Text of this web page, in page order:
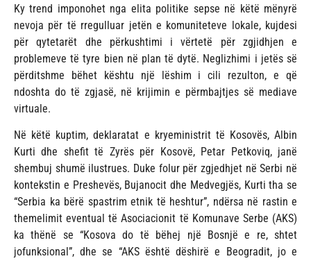
Ky trend imponohet nga elita politike sepse në këtë mënyrë
nevoja për të rregulluar jetën e komuniteteve lokale, kujdesi
për qytetarët dhe përkushtimi i vërtetë për zgjidhjen e
problemeve të tyre bien në plan të dytë. Neglizhimi i jetës së
përditshme bëhet kështu një lëshim i cili rezulton, e që
ndoshta do të zgjasë, në krijimin e përmbajtjes së mediave
virtuale.
Në këtë kuptim, deklaratat e kryeministrit të Kosovës, Albin
Kurti dhe shefit të Zyrës për Kosovë, Petar Petkoviq, janë
shembuj shumë ilustrues. Duke folur për zgjedhjet në Serbi në
kontekstin e Preshevës, Bujanocit dhe Medvegjës, Kurti tha se
“Serbia ka bërë spastrim etnik të heshtur”, ndërsa në rastin e
themelimit eventual të Asociacionit të Komunave Serbe (AKS)
ka thënë se “Kosova do të bëhej një Bosnjë e re, shtet
jofunksional”, dhe se “AKS është dëshirë e Beogradit, jo e